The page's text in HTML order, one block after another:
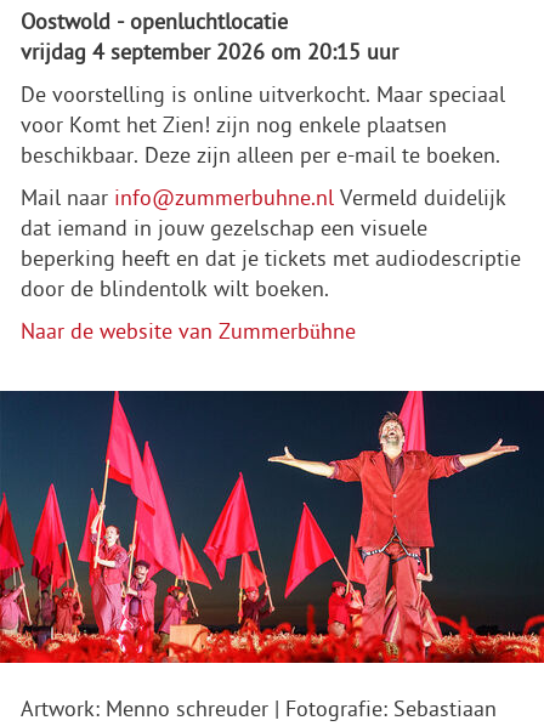
Oostwold - openluchtlocatie
vrijdag 4 september 2026 om 20:15 uur
De voorstelling is online uitverkocht. Maar speciaal
voor Komt het Zien! zijn nog enkele plaatsen
beschikbaar. Deze zijn alleen per e-mail te boeken.
Mail naar info@zummerbuhne.nl Vermeld duidelijk
dat iemand in jouw gezelschap een visuele
beperking heeft en dat je tickets met audiodescriptie
door de blindentolk wilt boeken.
Naar de website van Zummerbühne
Artwork: Menno schreuder | Fotografie: Sebastiaan